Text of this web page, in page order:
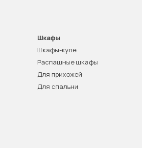
Шкафы
Шкафы-купе
Распашные шкафы
Для прихожей
Для спальни